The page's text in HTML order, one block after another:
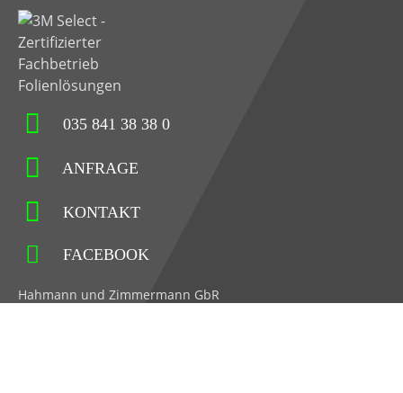
035 841 38 38 0
ANFRAGE
KONTAKT
FACEBOOK
Hahmann und Zimmermann GbR